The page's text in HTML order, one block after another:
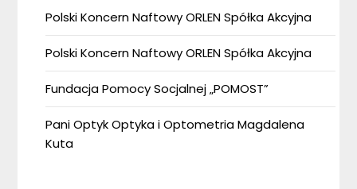
Polski Koncern Naftowy ORLEN Spółka Akcyjna
Polski Koncern Naftowy ORLEN Spółka Akcyjna
Fundacja Pomocy Socjalnej „POMOST”
Pani Optyk Optyka i Optometria Magdalena
Kuta